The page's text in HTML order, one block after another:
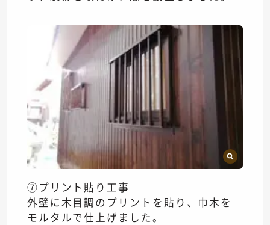
⑦プリント貼り工事
外壁に木目調のプリントを貼り、巾木を
モルタルで仕上げました。